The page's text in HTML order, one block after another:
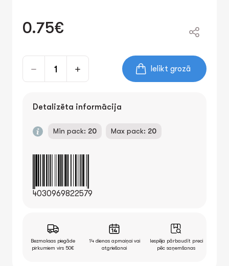
0.75€
Ielikt grozā
Detalizēta informācija
Min pack: 20 Max pack: 20
4030969822579
Bezmaksas piegāde
pirkumiem virs 50€
14 dienas apmaiņai vai
atgriešanai
Iespēja pārbaudīt preci
pēc saņemšanas